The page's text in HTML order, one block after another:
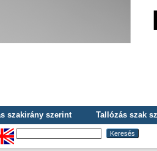
szakirány szerint Tallózás szak